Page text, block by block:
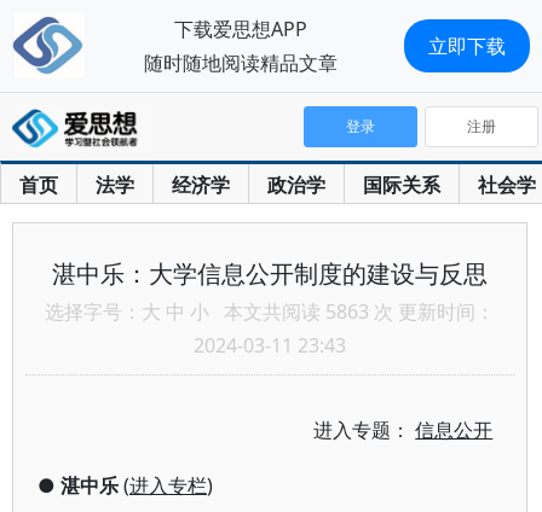
首页 法学 经济学 政治学 国际关系 社会学
登录 注册
湛中乐：大学信息公开制度的建设与反思
选择字号： 大 中 小 本文共阅读 5863 次 更新时间：
2024-03-11 23:43
进入专题：信息公开
● 湛中乐(进入专栏)
下载爱思想APP
随时随地阅读精品文章
立即下载